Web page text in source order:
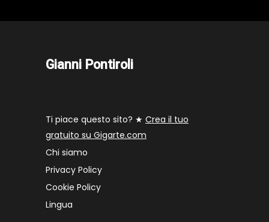
Gianni Pontiroli
Ti piace questo sito? ★ Crea il tuo
gratuito su Gigarte.com
Chi siamo
Privacy Policy
Cookie Policy
Lingua